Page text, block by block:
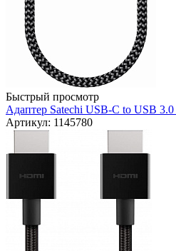
Быстрый просмотр
Адаптер Satechi USB-C to USB
Артикул: 1145780